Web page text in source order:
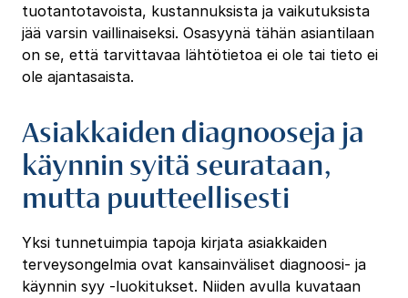
tuotantotavoista, kustannuksista ja vaikutuksista
jää varsin vaillinaiseksi. Osasyynä tähän asiantilaan
on se, että tarvittavaa lähtötietoa ei ole tai tieto ei
ole ajantasaista.
Asiakkaiden diagnooseja ja
käynnin syitä seurataan,
mutta puutteellisesti
Yksi tunnetuimpia tapoja kirjata asiakkaiden
terveysongelmia ovat kansainväliset diagnoosi- ja
käynnin syy -luokitukset. Niiden avulla kuvataan